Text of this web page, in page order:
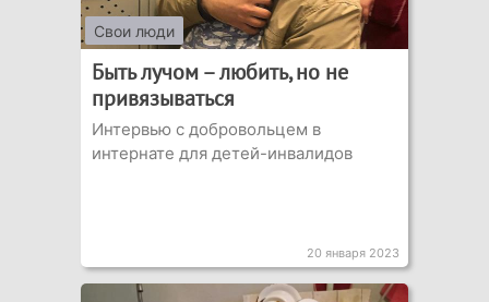
Свои люди
Быть лучом – любить, но не
привязываться
Интервью с добровольцем в
интернате для детей-инвалидов
20 января 2023